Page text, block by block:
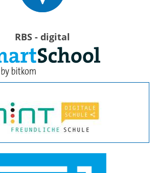
RBS - digital